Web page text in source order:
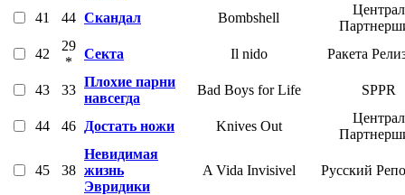
41
44 Скандал Bombshell
Централ
42
29
*
Секта Il nido Ракета
43 33
Плохие парни
навсегда
Bad Boys for Life SPPR
44 46 Достать ножи Knives Out
Централ
45 38
Невидимая
жизнь
Эвридики
A Vida Invisivel Русский